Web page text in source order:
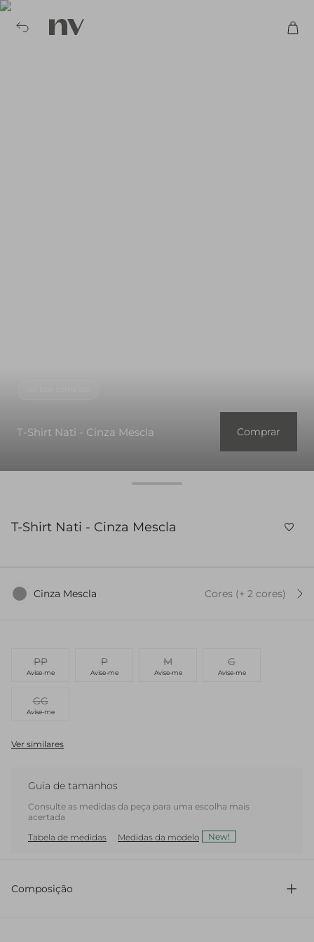
T-Shirt Nati - Cinza Mescla Comprar
T-Shirt Nati - Cinza Mescla
Cinza Mescla Cores (+ 2 cores)
PP
Avise-me
P
Avise-me
M
Avise-me
G
Avise-me
GG
Avise-me
Ver similares
Guia de tamanhos
Consulte as medidas da peça para uma escolha mais
acertada
Tabela de medidas
Medidas da modelo New!
Composição